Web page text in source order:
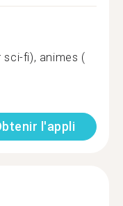
fi), animes (
l'appli